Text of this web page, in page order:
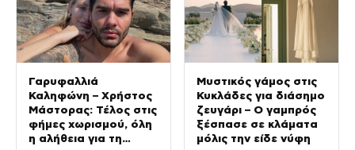
Γαρυφαλλιά
Καληφώνη – Χρήστος
Μάστορας: Τέλος στις
φήμες χωρισμού, όλη
η αλήθεια για τη
Μυστικός γάμος στις
Κυκλάδες για διάσημο
ζευγάρι – Ο γαμπρός
ξέσπασε σε κλάματα
μόλις την είδε νύφη